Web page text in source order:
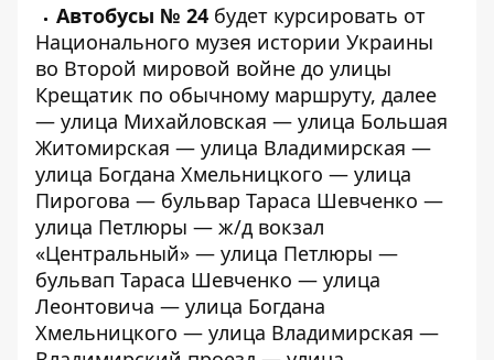
Автобусы № 24 будет курсировать от
Национального музея истории Украины
во Второй мировой войне до улицы
Крещатик по обычному маршруту, далее
— улица Михайловская — улица Большая
Житомирская — улица Владимирская —
улица Богдана Хмельницкого — улица
Пирогова — бульвар Тараса Шевченко —
улица Петлюры — ж/д вокзал
«Центральный» — улица Петлюры —
бульвап Тараса Шевченко — улица
Леонтовича — улица Богдана
Хмельницкого — улица Владимирская —